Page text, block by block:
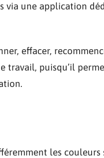
via une application
effacer,
travail, puisqu’il
les couleurs